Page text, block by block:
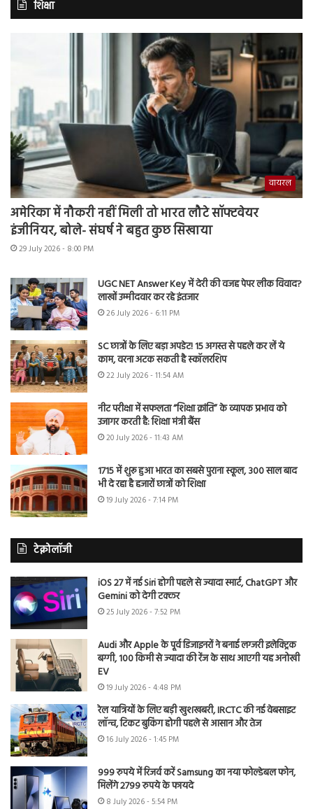
शिक्षा
वायरल
अमेरिका में नौकरी नहीं मिली तो भारत लौटे सॉफ्टवेयर
इंजीनियर, बोले- संघर्ष ने बहुत कुछ सिखाया
29 July 2026 - 8:00 PM
UGC NET Answer Key में देरी की वजह पेपर लीक विवाद?
लाखों उम्मीदवार कर रहे इंतजार
26 July 2026 - 6:11 PM
SC छात्रों के लिए बड़ा अपडेट! 15 अगस्त से पहले कर लें ये
काम, वरना अटक सकती है स्कॉलरशिप
22 July 2026 - 11:54 AM
नीट परीक्षा में सफलता “शिक्षा क्रांति” के व्यापक प्रभाव को
उजागर करती है: शिक्षा मंत्री बैंस
20 July 2026 - 11:43 AM
1715 में शुरू हुआ भारत का सबसे पुराना स्कूल, 300 साल बाद
भी दे रहा है हजारों छात्रों को शिक्षा
19 July 2026 - 7:14 PM
टेक्नोलॉजी
iOS 27 में नई Siri होगी पहले से ज्यादा स्मार्ट, ChatGPT और
Gemini को देगी टक्कर
25 July 2026 - 7:52 PM
Audi और Apple के पूर्व डिजाइनरों ने बनाई लग्जरी इलेक्ट्रिक
बग्गी, 100 किमी से ज्यादा की रेंज के साथ आएगी यह अनोखी
EV
19 July 2026 - 4:48 PM
रेल यात्रियों के लिए बड़ी खुशखबरी, IRCTC की नई वेबसाइट
लॉन्च, टिकट बुकिंग होगी पहले से आसान और तेज
16 July 2026 - 1:45 PM
999 रुपये में रिजर्व करें Samsung का नया फोल्डेबल फोन,
मिलेंगे 2799 रुपये के फायदे
8 July 2026 - 5:54 PM